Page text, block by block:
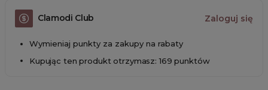
Clamodi Club Zaloguj się
Wymieniaj punkty za zakupy na rabaty
Kupując ten produkt otrzymasz: 169 punktów